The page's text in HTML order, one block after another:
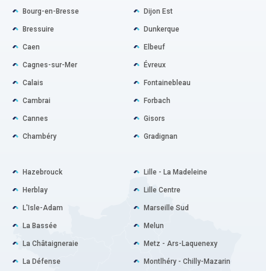
Bourg-en-Bresse
Bressuire
Caen
Cagnes-sur-Mer
Calais
Cambrai
Cannes
Chambéry
Dijon Est
Dunkerque
Elbeuf
Évreux
Fontainebleau
Forbach
Gisors
Gradignan
Hazebrouck
Herblay
L'Isle-Adam
La Bassée
La Châtaigneraie
La Défense
Lille - La Madeleine
Lille Centre
Marseille Sud
Melun
Metz - Ars-Laquenexy
Montlhéry - Chilly-Mazarin